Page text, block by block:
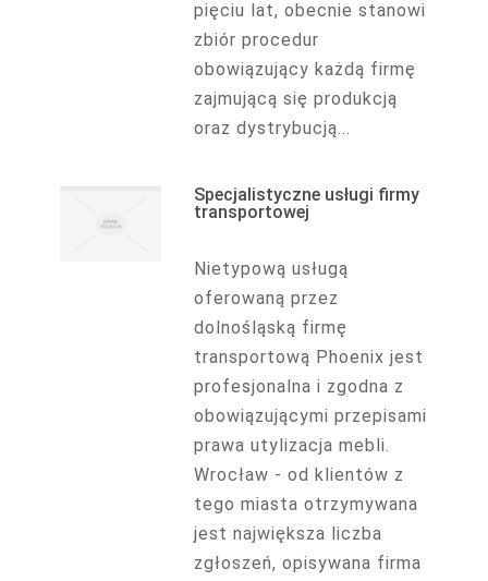
pięciu lat, obecnie stanowi
zbiór procedur
obowiązujący każdą firmę
zajmującą się produkcją
oraz dystrybucją...
Specjalistyczne usługi firmy
transportowej
Nietypową usługą
oferowaną przez
dolnośląską firmę
transportową Phoenix jest
profesjonalna i zgodna z
obowiązującymi przepisami
prawa utylizacja mebli.
Wrocław - od klientów z
tego miasta otrzymywana
jest największa liczba
zgłoszeń, opisywana firma